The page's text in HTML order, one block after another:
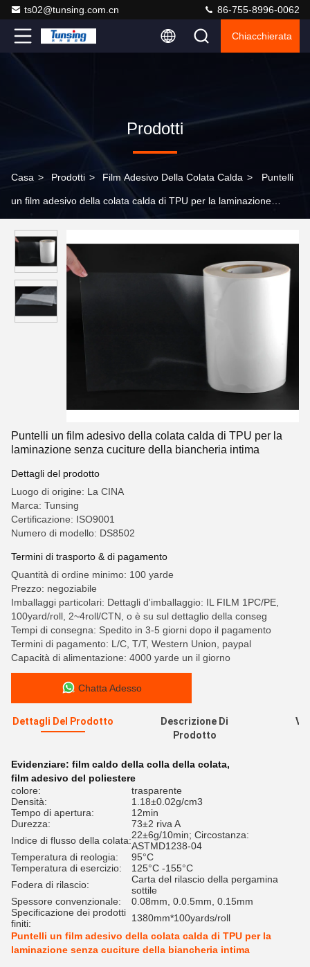
ts02@tunsing.com.cn 86-755-8996-0062
Chiacchierata
Prodotti
Casa > Prodotti > Film Adesivo Della Colata Calda > Puntelli
un film adesivo della colata calda di TPU per la laminazione
Puntelli un film adesivo della colata calda di TPU per la
laminazione senza cuciture della biancheria intima
Dettagli del prodotto
Luogo di origine: La CINA
Marca: Tunsing
Certificazione: ISO9001
Numero di modello: DS8502
Termini di trasporto & di pagamento
Quantità di ordine minimo: 100 yarde
Prezzo: negoziabile
Imballaggi particolari: Dettagli d'imballaggio: IL FILM 1PC/PE,
100yard/roll, 2~4roll/CTN, o è su sul dettaglio della conseg
Tempi di consegna: Spedito in 3-5 giorni dopo il pagamento
Termini di pagamento: L/C, T/T, Western Union, paypal
Capacità di alimentazione: 4000 yarde un il giorno
Chatta Adesso
Dettagli Del Prodotto
Descrizione Di
Prodotto
Evidenziare: film caldo della colla della colata,
film adesivo del poliestere
colore:
trasparente
Densità:
1.18±0.02g/cm3
Tempo di apertura:
12min
Durezza:
73±2 riva A
Indice di flusso della colata:22±6g/10min; Circostanza:
ASTMD1238-04
Temperatura di reologia:
95°C
Temperatura di esercizio:
125°C -155°C
Fodera di rilascio:
Carta del rilascio della pergamina
sottile
Spessore convenzionale:
0.08mm, 0.0.5mm, 0.15mm
Specificazione dei prodotti
finiti:
1380mm*100yards/roll
Puntelli un film adesivo della colata calda di TPU per la
laminazione senza cuciture della biancheria intima